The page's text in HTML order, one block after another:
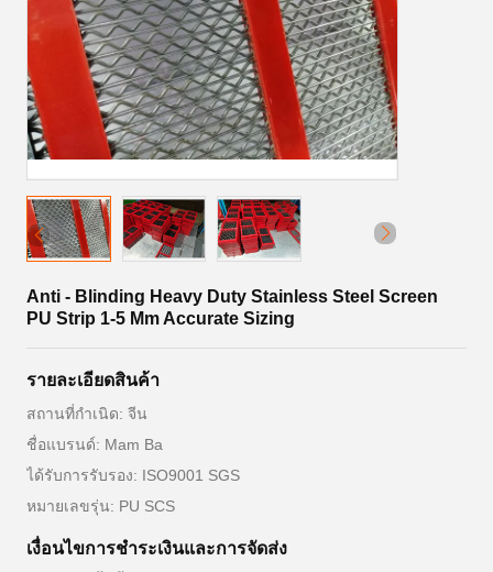
Anti - Blinding Heavy Duty Stainless Steel Screen
PU Strip 1-5 Mm Accurate Sizing
รายละเอียดสินค้า
สถานที่กำเนิด: จีน
ชื่อแบรนด์: Mam Ba
ได้รับการรับรอง: ISO9001 SGS
หมายเลขรุ่น: PU SCS
เงื่อนไขการชําระเงินและการจัดส่ง